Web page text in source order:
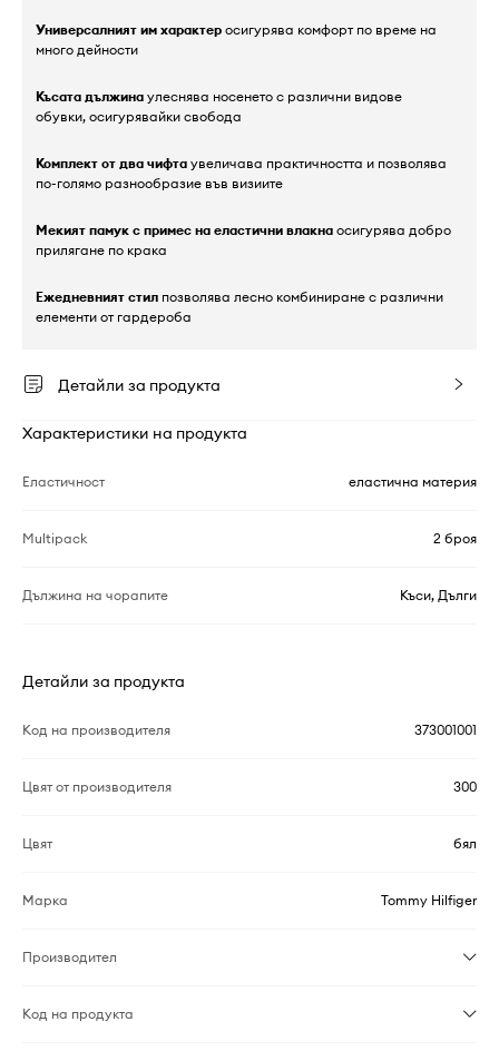
Универсалният им характер осигурява комфорт по време на
много дейности
Късата дължина улеснява носенето с различни видове
обувки, осигурявайки свобода
Комплект от два чифта увеличава практичността и позволява
по-голямо разнообразие във визиите
Мекият памук с примес на еластични влакна осигурява добро
прилягане по крака
Ежедневният стил позволява лесно комбиниране с различни
елементи от гардероба
Детайли за продукта
Характеристики на продукта
Еластичност еластична материя
Multipack 2 броя
Дължина на чорапите Къси, Дълги
Детайли за продукта
Код на производителя 373001001
Цвят от производителя 300
Цвят бял
Марка Tommy Hilfiger
Производител
Код на продукта